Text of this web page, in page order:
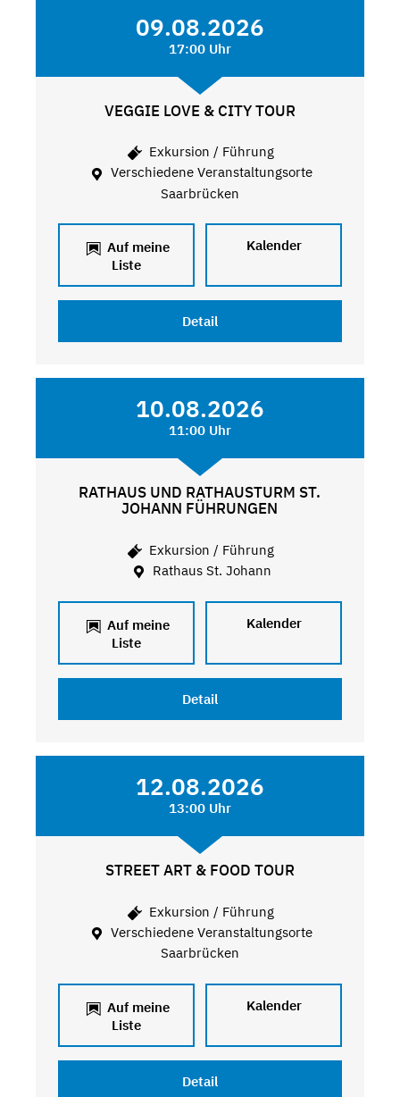
09.08.2026
17:00 Uhr
VEGGIE LOVE & CITY TOUR
Exkursion / Führung
Verschiedene Veranstaltungsorte
Saarbrücken
Auf meine
Liste
Kalender
Detail
10.08.2026
11:00 Uhr
RATHAUS UND RATHAUSTURM ST.
JOHANN FÜHRUNGEN
Exkursion / Führung
Rathaus St. Johann
Auf meine
Liste
Kalender
Detail
12.08.2026
13:00 Uhr
STREET ART & FOOD TOUR
Exkursion / Führung
Verschiedene Veranstaltungsorte
Saarbrücken
Auf meine
Liste
Kalender
Detail